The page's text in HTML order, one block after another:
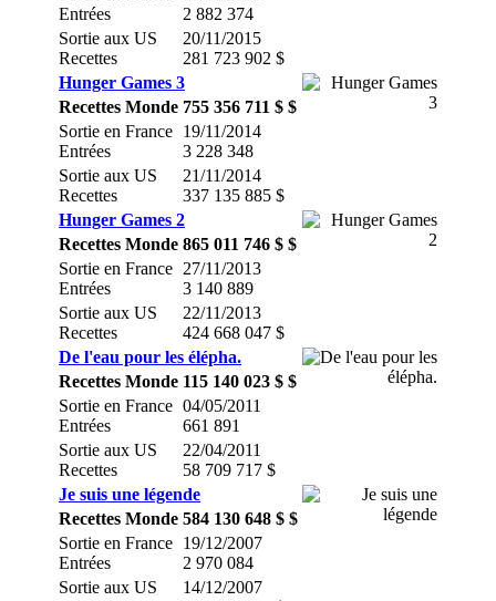
Entrées
2 882 374
Sortie aux US
Recettes
20/11/2015
281 723 902 $
Hunger Games 3
Recettes Monde 755 356 711 $ $
Sortie en France
Entrées
19/11/2014
3 228 348
Sortie aux US
Recettes
21/11/2014
337 135 885 $
Hunger Games 2
Recettes Monde 865 011 746 $ $
Sortie en France
Entrées
27/11/2013
3 140 889
Sortie aux US
Recettes
22/11/2013
424 668 047 $
De l'eau pour les élépha.
Recettes Monde 115 140 023 $ $
Sortie en France
Entrées
04/05/2011
661 891
Sortie aux US
Recettes
22/04/2011
58 709 717 $
Je suis une légende
Recettes Monde 584 130 648 $ $
Sortie en France
Entrées
19/12/2007
2 970 084
Sortie aux US
14/12/2007